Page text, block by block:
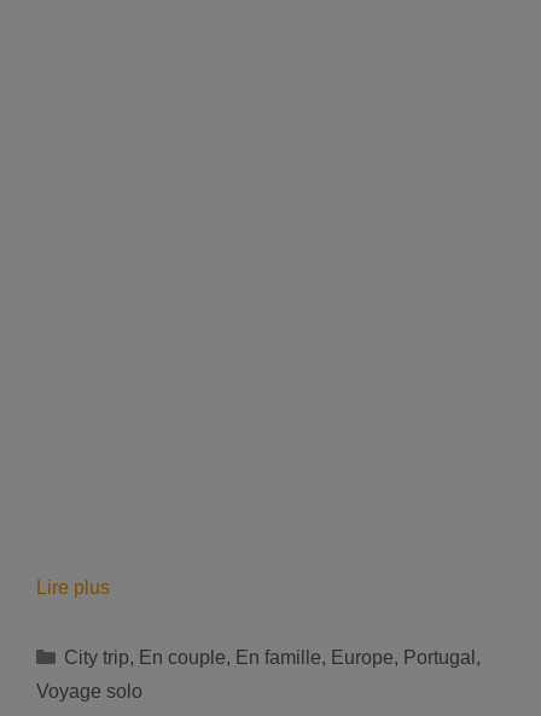
Lire plusLes
incontournables
à
Catégories
City trip, En couple, En famille, Europe, Portugal ,
Voyage solo